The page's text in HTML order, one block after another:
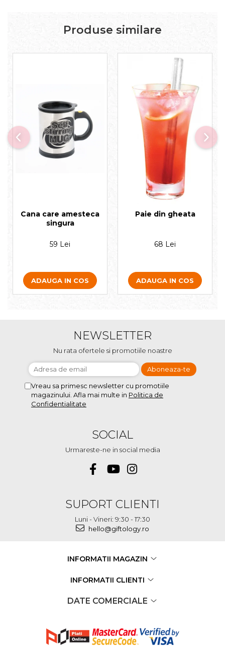
Produse similare
Cana care amesteca
singura
59 Lei
ADAUGA IN COS
Paie din gheata
68 Lei
ADAUGA IN COS
NEWSLETTER
Nu rata ofertele si promotiile noastre
Vreau sa primesc newsletter cu promotiile
magazinului. Afla mai multe in Politica de
Confidentialitate
SOCIAL
Urmareste-ne in social media
SUPORT CLIENTI
Luni - Vineri: 9:30 - 17:30
hello@giftology.ro
INFORMATII MAGAZIN
INFORMATII CLIENTI
DATE COMERCIALE